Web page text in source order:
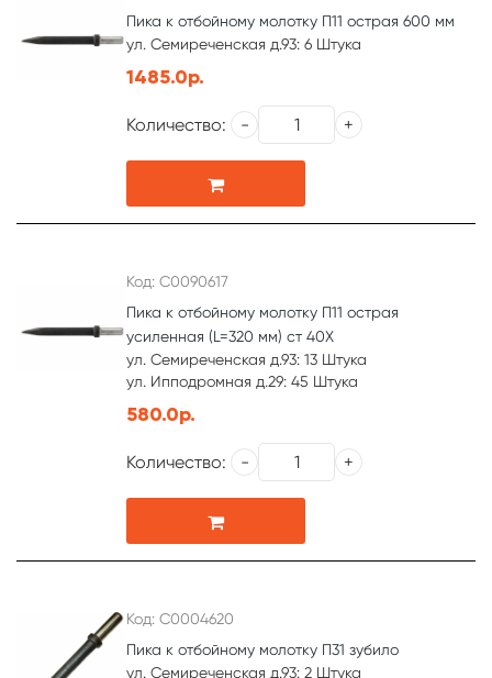
Пика к отбойному молотку П11 острая 600 мм
ул. Семиреченская д.93: 6 Штука
1485.0р.
Количество:
Код: С0090617
Пика к отбойному молотку П11 острая
усиленная (L=320 мм) ст 40Х
ул. Семиреченская д.93: 13 Штука
ул. Ипподромная д.29: 45 Штука
580.0р.
Количество:
Код: С0004620
Пика к отбойному молотку П31 зубило
ул. Семиреченская д.93: 2 Штука